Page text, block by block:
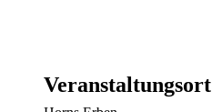
Veranstaltungsort